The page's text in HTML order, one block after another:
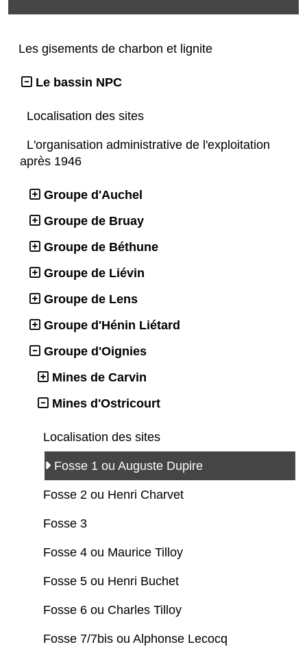
Les gisements de charbon et lignite
Le bassin NPC
Localisation des sites
L'organisation administrative de l'exploitation
après 1946
Groupe d'Auchel
Groupe de Bruay
Groupe de Béthune
Groupe de Liévin
Groupe de Lens
Groupe d'Hénin Liétard
Groupe d'Oignies
Mines de Carvin
Mines d'Ostricourt
Localisation des sites
Fosse 1 ou Auguste Dupire
Fosse 2 ou Henri Charvet
Fosse 3
Fosse 4 ou Maurice Tilloy
Fosse 5 ou Henri Buchet
Fosse 6 ou Charles Tilloy
Fosse 7/7bis ou Alphonse Lecocq